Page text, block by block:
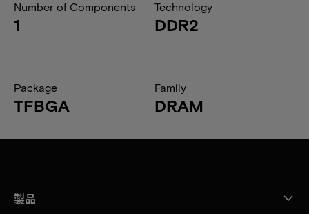
Number of Components
1
Technology
DDR2
Package
TFBGA
Family
DRAM
製品